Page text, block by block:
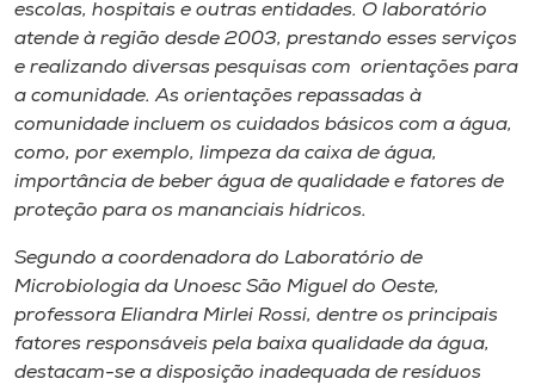
escolas, hospitais e outras entidades. O laboratório
atende à região desde 2003, prestando esses serviços
e realizando diversas pesquisas com orientações para
a comunidade. As orientações repassadas à
comunidade incluem os cuidados básicos com a água,
como, por exemplo, limpeza da caixa de água,
importância de beber água de qualidade e fatores de
proteção para os mananciais hídricos.
Segundo a coordenadora do Laboratório de
Microbiologia da Unoesc São Miguel do Oeste,
professora Eliandra Mirlei Rossi, dentre os principais
fatores responsáveis pela baixa qualidade da água,
destacam-se a disposição inadequada de resíduos